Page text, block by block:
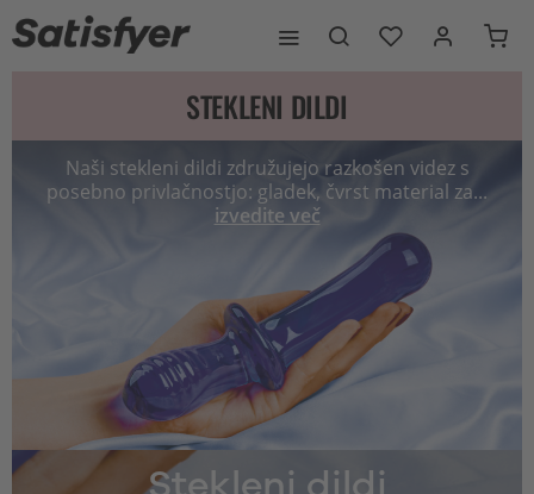
STEKLENI DILDI
Naši stekleni dildi združujejo razkošen videz s
posebno privlačnostjo: gladek, čvrst material za...
izvedite več
Stekleni dildi